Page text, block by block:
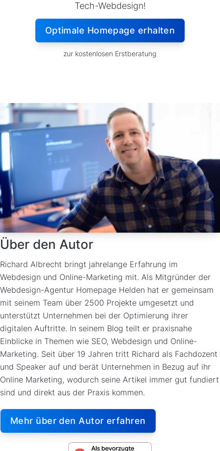
Tech-Webdesign!
Optimale Homepage erhalten
zur kostenlosen Erstberatung
Über den Autor
Richard Albrecht bringt jahrelange Erfahrung im
Webdesign und Online-Marketing mit. Als Mitgründer der
Webdesign-Agentur Homepage Helden hat er gemeinsam
mit seinem Team über 2500 Projekte umgesetzt und
unterstützt Unternehmen bei der Optimierung ihrer
digitalen Auftritte. In seinem Blog teilt er praxisnahe
Einblicke in Themen wie SEO, Webdesign und Online-
Marketing. Seit über 19 Jahren tritt Richard als Fachdozent
und Speaker auf und berät Unternehmen in Bezug auf ihr
Online Marketing, wodurch seine Artikel immer gut fundiert
sind und direkt aus der Praxis kommen.
Mehr über den Autor erfahren